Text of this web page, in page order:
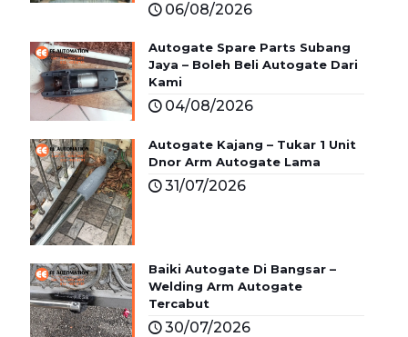
06/08/2026
Autogate Spare Parts Subang
Jaya – Boleh Beli Autogate Dari
Kami
04/08/2026
Autogate Kajang – Tukar 1 Unit
Dnor Arm Autogate Lama
31/07/2026
Baiki Autogate Di Bangsar –
Welding Arm Autogate
Tercabut
30/07/2026